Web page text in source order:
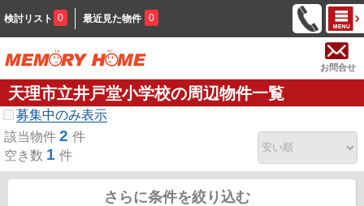
検討リスト 0 最近見た物件 0
お問合せ
天理市立井戸堂小学校の周辺物件一覧
募集中のみ表示
該当物件 2 件
空き数 1 件
さらに条件を絞り込む